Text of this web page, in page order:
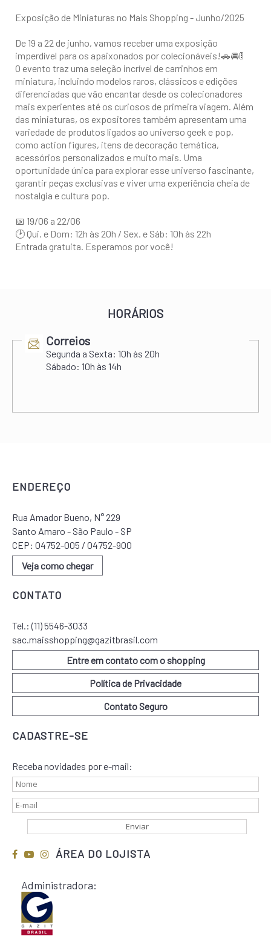
Exposição de Miniaturas no Mais Shopping - Junho/2025
De 19 a 22 de junho, vamos receber uma exposição
imperdível para os apaixonados por colecionáveis!🚗🚘🚦
O evento traz uma seleção incrível de carrinhos em
miniatura, incluindo modelos raros, clássicos e edições
diferenciadas que vão encantar desde os colecionadores
mais experientes até os curiosos de primeira viagem. Além
das miniaturas, os expositores também apresentam uma
variedade de produtos ligados ao universo geek e pop,
como action figures, itens de decoração temática,
acessórios personalizados e muito mais. Uma
oportunidade única para explorar esse universo fascinante,
garantir peças exclusivas e viver uma experiência cheia de
nostalgia e cultura pop.
📅 19/06 a 22/06
🕑 Qui. e Dom: 12h às 20h / Sex. e Sáb: 10h às 22h
Entrada gratuita. Esperamos por você!
HORÁRIOS
Correios
Segunda a Sexta: 10h às 20h
Sábado: 10h às 14h
ENDEREÇO
Rua Amador Bueno, N° 229
Santo Amaro - São Paulo - SP
CEP: 04752-005 / 04752-900
Veja como chegar
CONTATO
Tel.:(11) 5546-3033
sac.maisshopping@gazitbrasil.com
Entre em contato com o shopping
Política de Privacidade
Contato Seguro
CADASTRE-SE
Receba novidades por e-mail:
ÁREA DO LOJISTA
Administradora: